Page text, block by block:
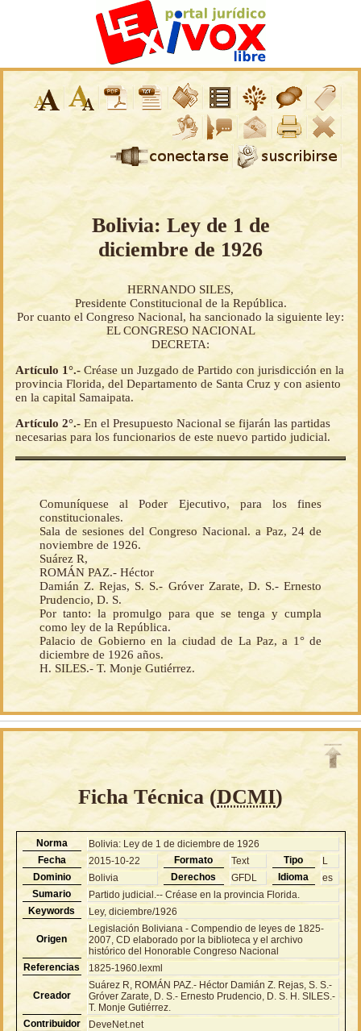
Bolivia: Ley de 1 de
diciembre de 1926
HERNANDO SILES,
Presidente Constitucional de la República.
Por cuanto el Congreso Nacional, ha sancionado la siguiente ley:
EL CONGRESO NACIONAL
DECRETA:
Artículo 1°.- Créase un Juzgado de Partido con jurisdicción en la
provincia Florida, del Departamento de Santa Cruz y con asiento
en la capital Samaipata.
Artículo 2°.- En el Presupuesto Nacional se fijarán las partidas
necesarias para los funcionarios de este nuevo partido judicial.
Comuníquese al Poder Ejecutivo, para los fines
constitucionales.
Sala de sesiones del Congreso Nacional. a Paz, 24 de
noviembre de 1926.
Suárez R,
ROMÁN PAZ.- Héctor
Damián Z. Rejas, S. S.- Gróver Zarate, D. S.- Ernesto
Prudencio, D. S.
Por tanto: la promulgo para que se tenga y cumpla
como ley de la República.
Palacio de Gobierno en la ciudad de La Paz, a 1° de
diciembre de 1926 años.
H. SILES.- T. Monje Gutiérrez.
Ficha Técnica (DCMI)
Norma
Bolivia: Ley de 1 de diciembre de 1926
Fecha
2015-10-22 Formato Text Tipo
L
Dominio
Bolivia Derechos GFDL Idioma
es
Sumario
Partido judicial.-- Créase en la provincia Florida.
Keywords
Ley, diciembre/1926
Origen
Legislación Boliviana - Compendio de leyes de 1825-
2007, CD elaborado por la biblioteca y el archivo
histórico del Honorable Congreso Nacional
Referencias
1825-1960.lexml
Creador
Suárez R, ROMÁN PAZ.- Héctor Damián Z. Rejas, S. S.-
Gróver Zarate, D. S.- Ernesto Prudencio, D. S. H. SILES.-
T. Monje Gutiérrez.
Contribuidor
DeveNet.net